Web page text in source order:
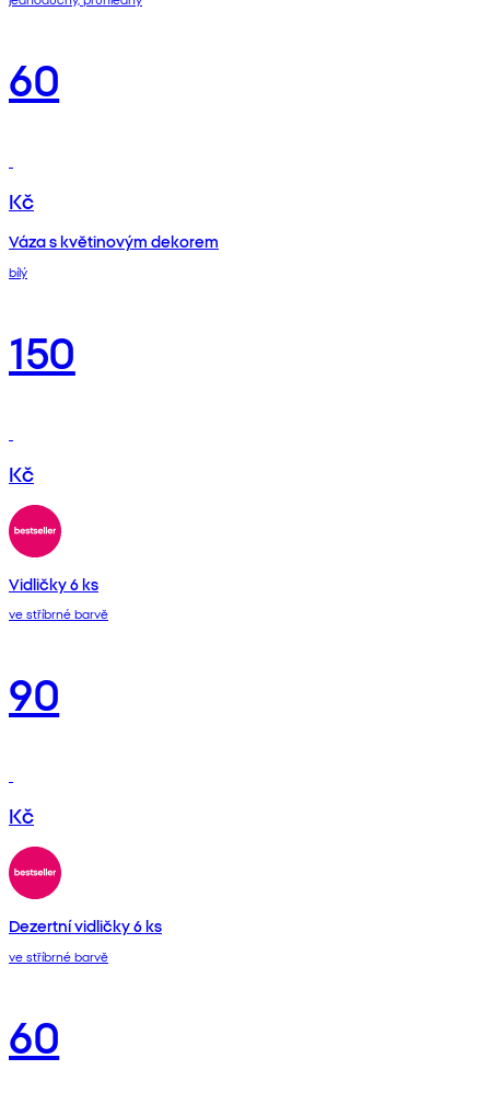
60
Kč
Váza s květinovým dekorem
bílý
150
Kč
Vidličky 6 ks
ve stříbrné barvě
90
Kč
Dezertní vidličky 6 ks
ve stříbrné barvě
60